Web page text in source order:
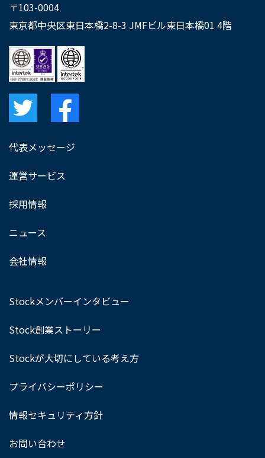
〒103-0004
東京都中央区東日本橋2-8-3 JMFビル東日本橋01 4階
代表メッセージ
運営サービス
採用情報
ニュース
会社情報
Stockメンバーインタビュー
Stock創業ストーリー
Stockが大切にしている考え方
プライバシーポリシー
情報セキュリティ方針
お問い合わせ